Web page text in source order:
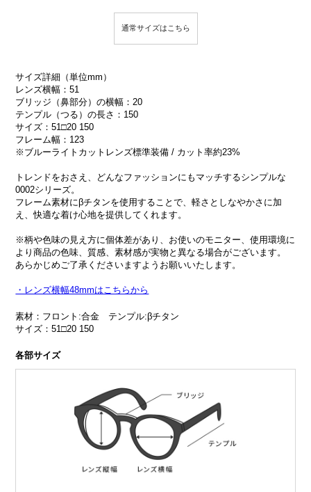
通常サイズはこちら
サイズ詳細（単位mm）
レンズ横幅：51
ブリッジ（鼻部分）の横幅：20
テンプル（つる）の長さ：150
サイズ：51□20 150
フレーム幅：123
※ブルーライトカットレンズ標準装備 / カット率約23%
トレンドをおさえ、どんなファッションにもマッチするシンプルな
0002シリーズ。
フレーム素材にβチタンを使用することで、軽さとしなやかさに加
え、快適な着け心地を提供してくれます。
※柄や色味の見え方に個体差があり、お使いのモニター、使用環境に
より商品の色味、質感、素材感が実物と異なる場合がございます。
あらかじめご了承くださいますようお願いいたします。
・レンズ横幅48mmはこちらから
素材：フロント:合金 テンプル:βチタン
サイズ：51□20 150
各部サイズ